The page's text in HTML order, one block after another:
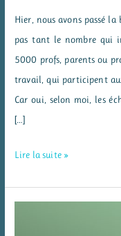
Hier, nous avons passé la
pas tant le nombre qui
5000 profs, parents ou
travail, qui participent
Car oui, selon moi, les
[…]
5000
Lire la suite »